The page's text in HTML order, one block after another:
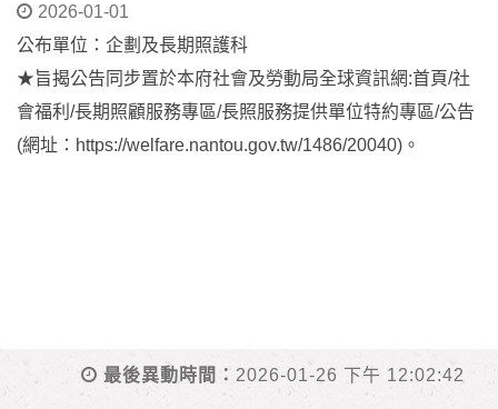
2026-01-01
公布單位：企劃及長期照護科
★旨揭公告同步置於本府社會及勞動局全球資訊網:首頁/社
會福利/長期照顧服務專區/長照服務提供單位特約專區/公告
(網址：https://welfare.nantou.gov.tw/1486/20040)。
最後異動時間： 2026-01-26 下午 12:02:42